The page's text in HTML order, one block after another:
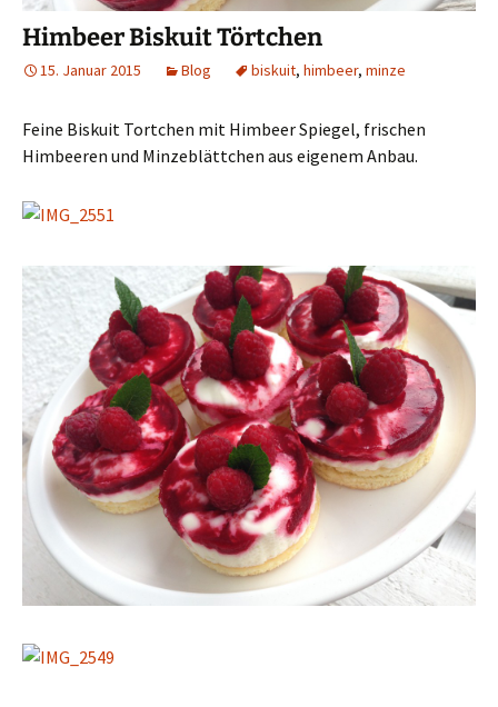
Himbeer Biskuit Törtchen
15. Januar 2015 Blog biskuit, himbeer, minze
Feine Biskuit Tortchen mit Himbeer Spiegel, frischen
Himbeeren und Minzeblättchen aus eigenem Anbau.